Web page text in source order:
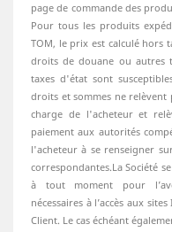
page de commande des
Pour tous les produits
TOM, le prix est calculé hors
droits de douane ou autres
taxes d'état sont
droits et sommes ne
charge de l'acheteur et
paiement aux autorités
l'acheteur à se renseigner
correspondantes.La Société
à tout moment pour
nécessaires à l’accès aux
Client. Le cas échéant